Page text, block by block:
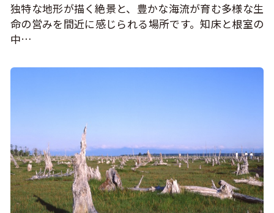
独特な地形が描く絶景と、豊かな海流が育む多様な生
命の営みを間近に感じられる場所です。知床と根室の
中…